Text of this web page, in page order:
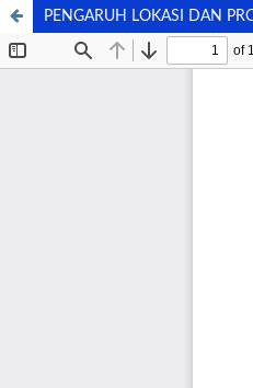
PENGARUH LOKASI DAN